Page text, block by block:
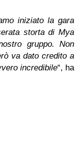
iniziato la gara
storta di Mya
gruppo. Non
va dato credito a
incredibile“, ha